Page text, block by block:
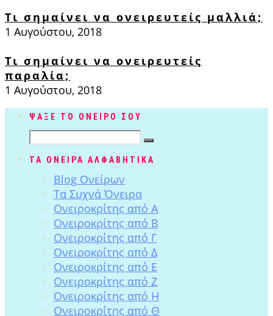
Τι σημαίνει να ονειρευτείς μαλλιά;
1 Αυγούστου, 2018
Τι σημαίνει να ονειρευτείς
παραλία;
1 Αυγούστου, 2018
ΨΑΞΕ ΤΟ ΟΝΕΙΡΟ ΣΟΥ
ΤΑ ΟΝΕΙΡΑ ΑΛΦΑΒΗΤΙΚΑ
Blog Ονείρων
Tα Συχνά Όνειρα
Ονειροκρίτης από Α
Ονειροκρίτης από Β
Ονειροκρίτης από Γ
Ονειροκρίτης από Δ
Ονειροκρίτης από Ε
Ονειροκρίτης από Ζ
Ονειροκρίτης από Η
Ονειροκρίτης από Θ